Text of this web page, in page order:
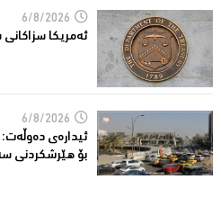
6/8/2026
ئه‌مریكا
6/8/2026
ئیدارەى دەوڵەت:
بۆ هێرشکردنى